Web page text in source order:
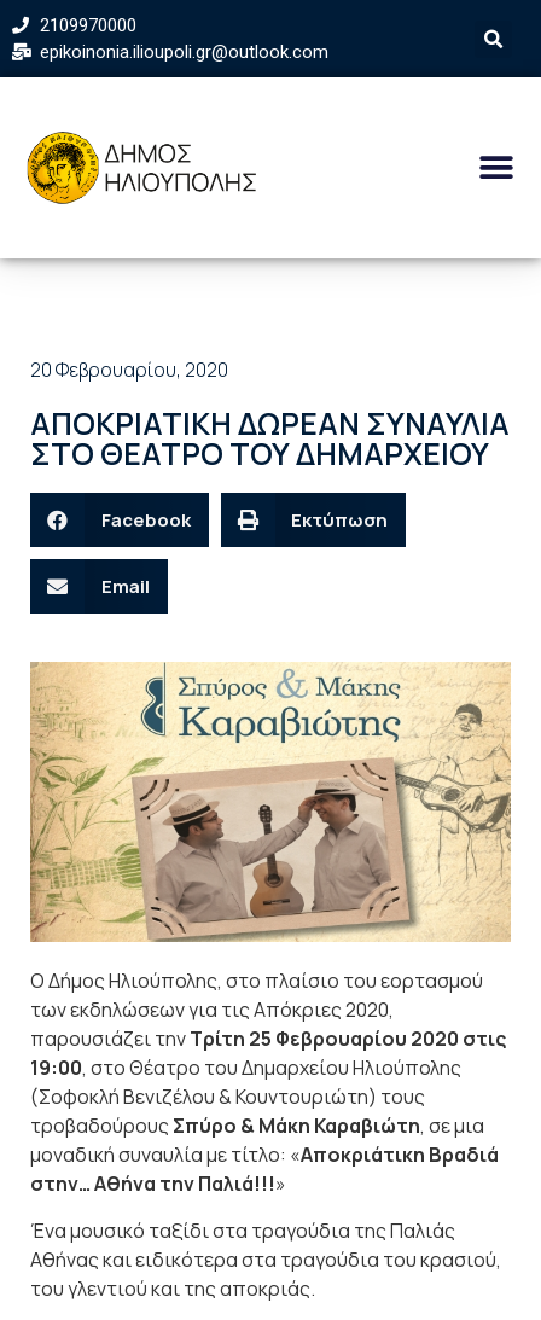
2109970000
epikoinonia.ilioupoli.gr@outlook.com
20 Φεβρουαρίου, 2020
ΑΠΟΚΡΙΑΤΙΚΗ ΔΩΡΕΑΝ ΣΥΝΑΥΛΙΑ
ΣΤΟ ΘΕΑΤΡΟ ΤΟΥ ΔΗΜΑΡΧΕΙΟΥ
Facebook Εκτύπωση
Email
Ο Δήμος Ηλιούπολης, στο πλαίσιο του εορτασμού
των εκδηλώσεων για τις Απόκριες 2020,
παρουσιάζει τηνΤρίτη 25 Φεβρουαρίου 2020 στις
19:00, στο Θέατρο του Δημαρχείου Ηλιούπολης
(Σοφοκλή Βενιζέλου & Κουντουριώτη) τους
τροβαδούρους Σπύρο & Μάκη Καραβιώτη, σε μια
μοναδική συναυλία με τίτλο: «Αποκριάτικη Βραδιά
στην… Αθήνα την Παλιά!!!»
Ένα μουσικό ταξίδι στα τραγούδια της Παλιάς
Αθήνας και ειδικότερα στα τραγούδια του κρασιού,
του γλεντιού και της αποκριάς.